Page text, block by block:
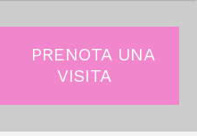
PRENOTA UNA
VISITA